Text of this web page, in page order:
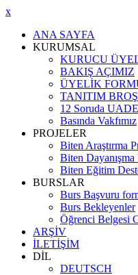
x
ANA SAYFA
KURUMSAL
KURUCU
BAKIŞ AÇIMIZ
ÜYELİK
TANITIM
12 Soruda
Basında Vakfımız
PROJELER
Biten Araştırma
Biten Dayanışma
Biten Eğitim
BURSLAR
Burs Başvuru
Burs Bekleyenler
Öğrenci Belgesi
ARŞİV
İLETİŞİM
DİL
DEUTSCH